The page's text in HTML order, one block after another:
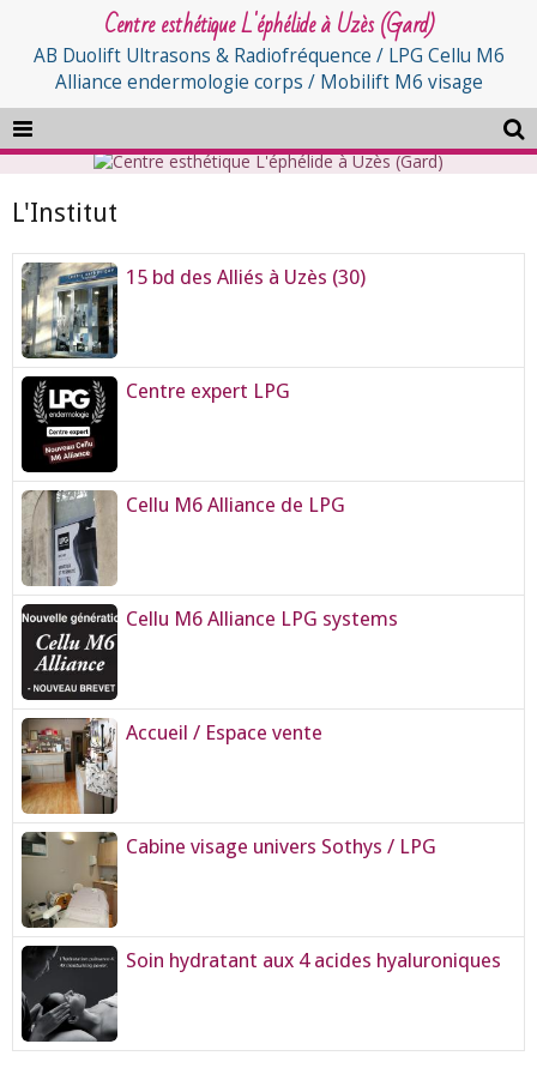
Centre esthétique L'éphélide à Uzès (Gard)
AB Duolift Ultrasons & Radiofréquence / LPG Cellu M6
Alliance endermologie corps / Mobilift M6 visage
L'Institut
15 bd des Alliés à Uzès (30)
Centre expert LPG
Cellu M6 Alliance de LPG
Cellu M6 Alliance LPG systems
Accueil / Espace vente
Cabine visage univers Sothys / LPG
Soin hydratant aux 4 acides hyaluroniques